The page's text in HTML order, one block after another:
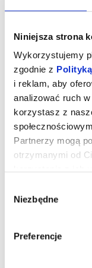
Niniejsza strona
Wykorzystujemy
zgodnie z
i reklam, aby
analizować ruch
korzystasz z
Partnerzy mogą
otrzymanymi od
zgody
Niezbędne
Preferencje
legendarnego łowcę